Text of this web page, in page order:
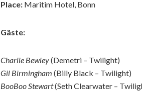
Place: Maritim Hotel, Bonn
Gäste:
Charlie Bewley(Demetri – Twilight)
Gil Birmingham (Billy Black – Twilight)
BooBoo Stewart(Seth Clearwater –